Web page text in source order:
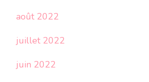
août 2022
juillet 2022
juin 2022